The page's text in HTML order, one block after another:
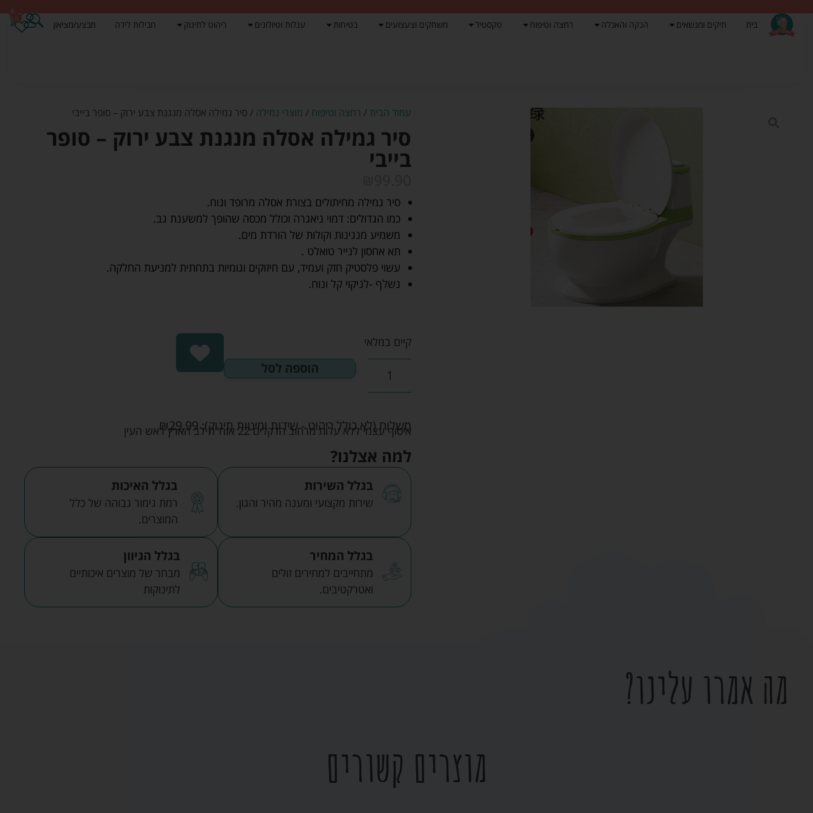
בית תיקים ומנשאים הנקה והאכלה רחצה וטיפוח טקסטיל משחקים וצעצועים בטיחות עגלות וטיולונים ריהוט לתינוק חבילות לידה מבצע/מציאון
0
עמוד הבית / רחצה וטיפוח / מוצרי גמילה / סיר גמילה אסלה מנגנת צבע ירוק – סופר בייבי
סיר גמילה אסלה מנגנת צבע ירוק – סופר
בייבי
סיר גמילה מחיתולים בצורת אסלה מרופד ונוח.
כמו הגדולים: דמוי ניאגרה וכולל מכסה שהופך למשענת גב.
משמיע מנגינות וקולות של הורדת מים.
תא אחסון לנייר טואלט .
עשוי פלסטיק חזק ועמיד, עם חיזוקים וגומיות בתחתית למניעת החלקה.
נשלף -לניקוי קל ונוח.
קיים במלאי
הוספה לסל
משלוח (לא כולל ריהוט - שידות ומיטות תינוק): ₪29.99 איסוף עצמי ללא עלות מרחוב הדקלים 22 אזה"ת לב הארץ ראש העין
למה אצלנו?
בגלל השירות
שירות מקצועי ומענה מהיר והגון.
בגלל האיכות
רמת גימור גבוהה של כלל
המוצרים.
בגלל המחיר
מתחייבים למחירים זולים
ואטרקטיבים.
בגלל הגיוון
מבחר של מוצרים איכותיים
לתינוקות
מה אמרו עלינו?
מוצרים קשורים